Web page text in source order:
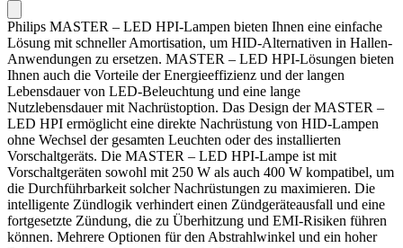
Philips MASTER – LED HPI-Lampen bieten Ihnen eine einfache
Lösung mit schneller Amortisation, um HID-Alternativen in Hallen-
Anwendungen zu ersetzen. MASTER – LED HPI-Lösungen bieten
Ihnen auch die Vorteile der Energieeffizienz und der langen
Lebensdauer von LED-Beleuchtung und eine lange
Nutzlebensdauer mit Nachrüstoption. Das Design der MASTER –
LED HPI ermöglicht eine direkte Nachrüstung von HID-Lampen
ohne Wechsel der gesamten Leuchten oder des installierten
Vorschaltgeräts. Die MASTER – LED HPI-Lampe ist mit
Vorschaltgeräten sowohl mit 250 W als auch 400 W kompatibel, um
die Durchführbarkeit solcher Nachrüstungen zu maximieren. Die
intelligente Zündlogik verhindert einen Zündgeräteausfall und eine
fortgesetzte Zündung, die zu Überhitzung und EMI-Risiken führen
können. Mehrere Optionen für den Abstrahlwinkel und ein hoher